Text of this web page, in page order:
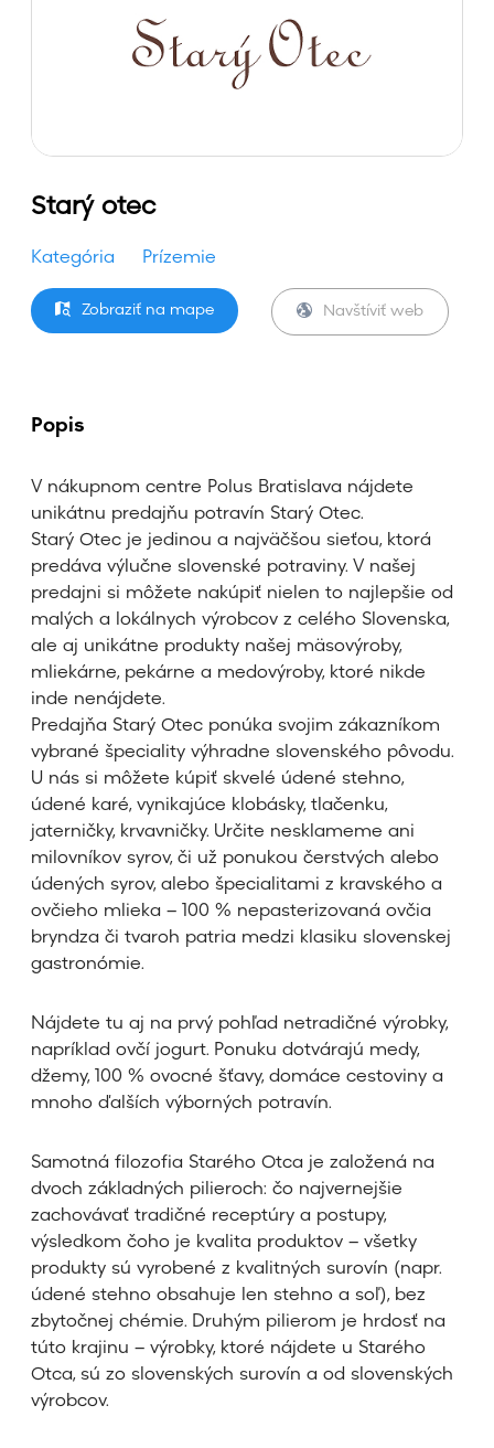
Starý otec
Kategória Prízemie
Zobraziť na mape Navštíviť web
Popis
V nákupnom centre Polus Bratislava nájdete
unikátnu predajňu potravín Starý Otec.
Starý Otec je jedinou a najväčšou sieťou, ktorá
predáva výlučne slovenské potraviny. V našej
predajni si môžete nakúpiť nielen to najlepšie od
malých a lokálnych výrobcov z celého Slovenska,
ale aj unikátne produkty našej mäsovýroby,
mliekárne, pekárne a medovýroby, ktoré nikde
inde nenájdete.
Predajňa Starý Otec ponúka svojim zákazníkom
vybrané špeciality výhradne slovenského pôvodu.
U nás si môžete kúpiť skvelé údené stehno,
údené karé, vynikajúce klobásky, tlačenku,
jaterničky, krvavničky. Určite nesklameme ani
milovníkov syrov, či už ponukou čerstvých alebo
údených syrov, alebo špecialitami z kravského a
ovčieho mlieka – 100 % nepasterizovaná ovčia
bryndza či tvaroh patria medzi klasiku slovenskej
gastronómie.
Nájdete tu aj na prvý pohľad netradičné výrobky,
napríklad ovčí jogurt. Ponuku dotvárajú medy,
džemy, 100 % ovocné šťavy, domáce cestoviny a
mnoho ďalších výborných potravín.
Samotná filozofia Starého Otca je založená na
dvoch základných pilieroch: čo najvernejšie
zachovávať tradičné receptúry a postupy,
výsledkom čoho je kvalita produktov – všetky
produkty sú vyrobené z kvalitných surovín (napr.
údené stehno obsahuje len stehno a soľ), bez
zbytočnej chémie. Druhým pilierom je hrdosť na
túto krajinu – výrobky, ktoré nájdete u Starého
Otca, sú zo slovenských surovín a od slovenských
výrobcov.